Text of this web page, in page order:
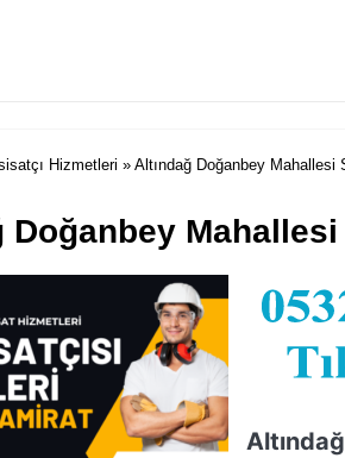
Hizmetleri » Altındağ Doğanbey Mahallesi
Doğanbey Mahallesi